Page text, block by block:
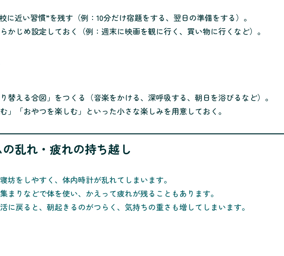
に近い習慣”を残す（例：10分だけ宿題をする、翌日の準備をする）。
かじめ設定しておく（例：週末に映画を観に行く、買い物に行くなど）。
替える合図」をつくる（音楽をかける、深呼吸する、朝日を浴びるなど）。
」「おやつを楽しむ」といった小さな楽しみを用意しておく。
乱れ・疲れの持ち越し
坊をしやすく、体内時計が乱れてしまいます。
まりなどで体を使い、かえって疲れが残ることもあります。
に戻ると、朝起きるのがつらく、気持ちの重さも増してしまいます。